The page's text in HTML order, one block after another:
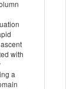
with
a